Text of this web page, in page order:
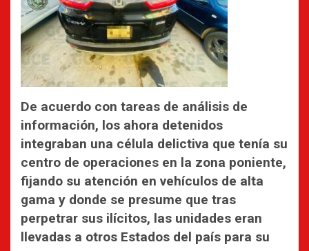
De acuerdo con tareas de análisis de
información, los ahora detenidos
integraban una célula delictiva que tenía su
centro de operaciones en la zona poniente,
fijando su atención en vehículos de alta
gama y donde se presume que tras
perpetrar sus ilícitos, las unidades eran
llevadas a otros Estados del país para su